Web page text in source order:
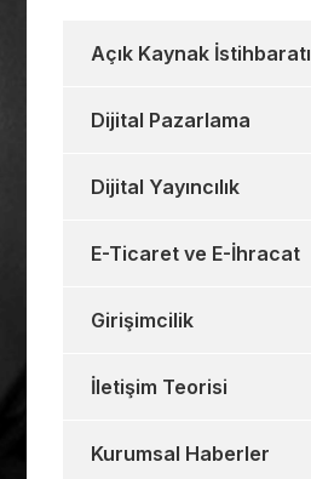
Açık Kaynak İstihbaratı
Dijital Pazarlama
Dijital Yayıncılık
E-Ticaret ve E-İhracat
Girişimcilik
İletişim Teorisi
Kurumsal Haberler